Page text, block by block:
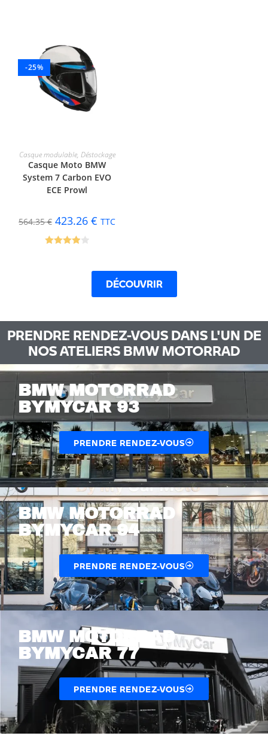
-25%
CHOIX DES OPTIONS
Casque modulable, Déstockage
Casque Moto BMW
System 7 Carbon EVO
ECE Prowl
564.35€ 423.26 € TTC
DÉCOUVRIR
PRENDRE RENDEZ-VOUS DANS L'UN DE
NOS ATELIERS BMW MOTORRAD
BMW MOTORRAD
BYMYCAR 93
PRENDRE RENDEZ-VOUS
BMW MOTORRAD
BYMYCAR 94
PRENDRE RENDEZ-VOUS
BMW MOTORRAD
BYMYCAR 77
PRENDRE RENDEZ-VOUS